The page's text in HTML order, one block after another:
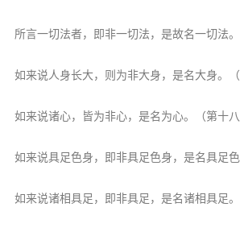
所言一切法者，即非一切法，是故名一切法
如来说人身长大，则为非大身，是名大身。
如来说诸心，皆为非心，是名为心。 （第十
如来说具足色身，即非具足色身，是名具足
如来说诸相具足，即非具足，是名诸相具足